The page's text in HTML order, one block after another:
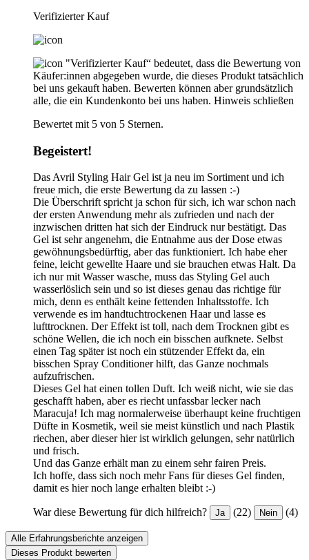
Verifizierter Kauf
"Verifizierter Kauf“ bedeutet, dass die Bewertung von
Käufer:innen abgegeben wurde, die dieses Produkt tatsächlich
bei uns gekauft haben. Bewerten können aber grundsätzlich
alle, die ein Kundenkonto bei uns haben. Hinweis schließen
Bewertet mit 5 von 5 Sternen.
Begeistert!
Das Avril Styling Hair Gel ist ja neu im Sortiment und ich
freue mich, die erste Bewertung da zu lassen :-)
Die Überschrift spricht ja schon für sich, ich war schon nach
der ersten Anwendung mehr als zufrieden und nach der
inzwischen dritten hat sich der Eindruck nur bestätigt. Das
Gel ist sehr angenehm, die Entnahme aus der Dose etwas
gewöhnungsbedürftig, aber das funktioniert. Ich habe eher
feine, leicht gewellte Haare und sie brauchen etwas Halt. Da
ich nur mit Wasser wasche, muss das Styling Gel auch
wasserlöslich sein und so ist dieses genau das richtige für
mich, denn es enthält keine fettenden Inhaltsstoffe. Ich
verwende es im handtuchtrockenen Haar und lasse es
lufttrocknen. Der Effekt ist toll, nach dem Trocknen gibt es
schöne Wellen, die ich noch ein bisschen aufknete. Selbst
einen Tag später ist noch ein stützender Effekt da, ein
bisschen Spray Conditioner hilft, das Ganze nochmals
aufzufrischen.
Dieses Gel hat einen tollen Duft. Ich weiß nicht, wie sie das
geschafft haben, aber es riecht unfassbar lecker nach
Maracuja! Ich mag normalerweise überhaupt keine fruchtigen
Düfte in Kosmetik, weil sie meist künstlich und nach Plastik
riechen, aber dieser hier ist wirklich gelungen, sehr natürlich
und frisch.
Und das Ganze erhält man zu einem sehr fairen Preis.
Ich hoffe, dass sich noch mehr Fans für dieses Gel finden,
damit es hier noch lange erhalten bleibt :-)
War diese Bewertung für dich hilfreich? Ja (22) Nein (4)
Alle Erfahrungsberichte anzeigen
Dieses Produkt bewerten